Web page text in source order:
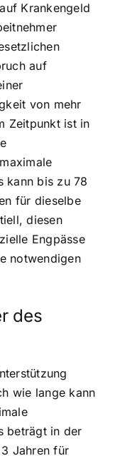
Krankengeld
auf
von mehr
Zeitpunkt ist in
kann bis zu 78
für dieselbe
diesen
Engpässe
notwendigen
des
wie lange kann
beträgt in der
Jahren für